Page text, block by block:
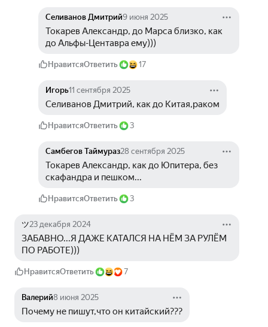
Селиванов Дмитрий9 июня 2025
Токарев Александр, до Марса близко, как
до Альфы-Центавра ему)))
НравитсяОтветить 17
Игорь11 сентября 2025
Селиванов Дмитрий, как до Китая,раком
НравитсяОтветить 3
Самбегов Таймураз28 сентября 2025
Токарев Александр, как до Юпитера, без
скафандра и пешком...
НравитсяОтветить 3
ツ23 декабря 2024
ЗАБАВНО...Я ДАЖЕ КАТАЛСЯ НА НЁМ ЗА РУЛЁМ
ПО РАБОТЕ)))
НравитсяОтветить 7
Валерий8 июня 2025
Почему не пишут,что он китайский???